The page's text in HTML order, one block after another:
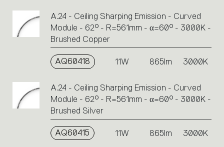
A.24 - Ceiling Sharping Emission - Curved
Module - 62° - R=561mm - α=60° - 3000K -
Brushed Copper
AQ60418 11W 865lm 3000K
A.24 - Ceiling Sharping Emission - Curved
Module - 62° - R=561mm - α=60° - 3000K -
Brushed Silver
AQ60415 11W 865lm 3000K